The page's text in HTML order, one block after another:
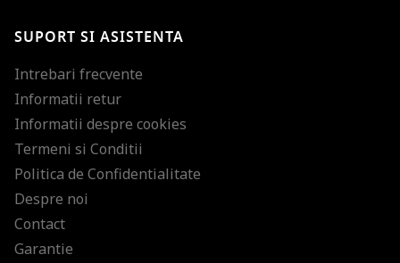
SUPORT SI ASISTENTA
Intrebari frecvente
Informatii retur
Informatii despre cookies
Termeni si Conditii
Politica de Confidentialitate
Despre noi
Contact
Garantie